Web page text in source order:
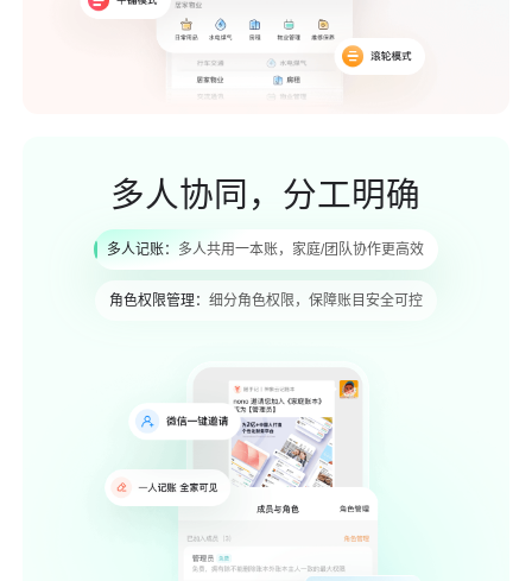
多人协同，分工明确
多人记账： 多人共用一本账，家庭/团队协作更高效
角色权限管理： 细分角色权限，保障账目安全可控